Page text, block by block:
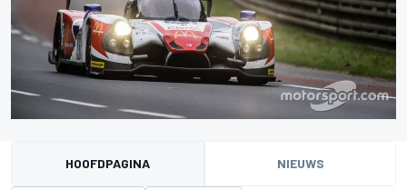
HOOFDPAGINA NIEUWS